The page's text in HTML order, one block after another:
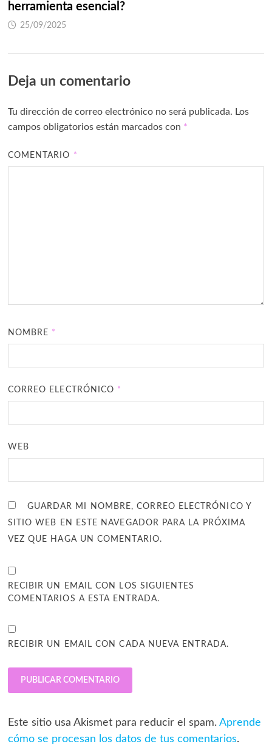
herramienta esencial?
25/09/2025
Deja un comentario
Tu dirección de correo electrónico no será publicada. Los
campos obligatorios están marcados con *
COMENTARIO *
NOMBRE *
CORREO ELECTRÓNICO *
WEB
GUARDAR MI NOMBRE, CORREO ELECTRÓNICO Y
SITIO WEB EN ESTE NAVEGADOR PARA LA PRÓXIMA
VEZ QUE HAGA UN COMENTARIO.
RECIBIR UN EMAIL CON LOS SIGUIENTES
COMENTARIOS A ESTA ENTRADA.
RECIBIR UN EMAIL CON CADA NUEVA ENTRADA.
Este sitio usa Akismet para reducir el spam. Aprende
cómo se procesan los datos de tus comentarios.